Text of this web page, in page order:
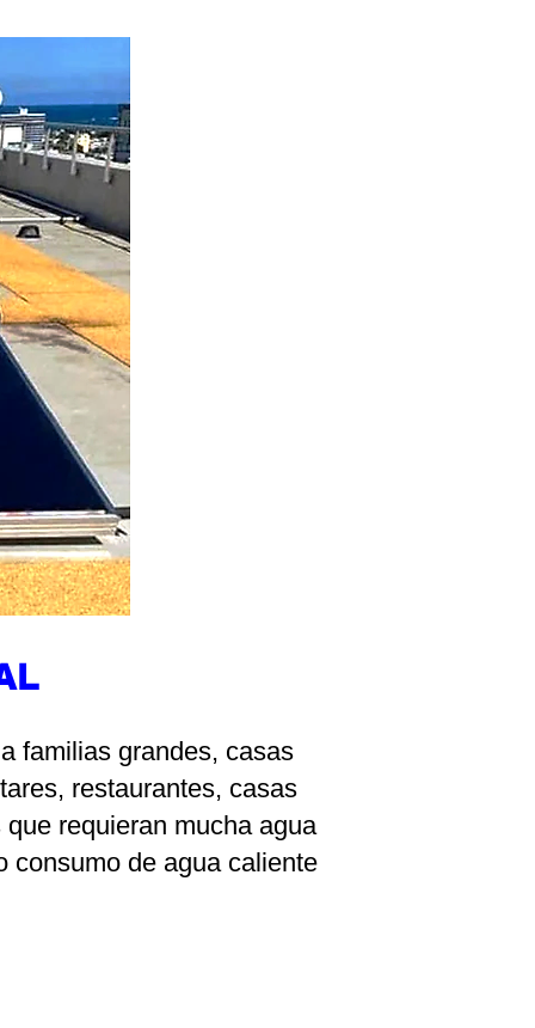
familias grandes, casas
restaurantes, casas
requieran mucha agua
consumo de agua caliente